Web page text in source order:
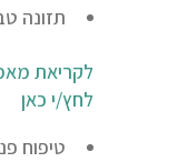
תזונה
לקריאת
לחץ/י כאן
טיפוח